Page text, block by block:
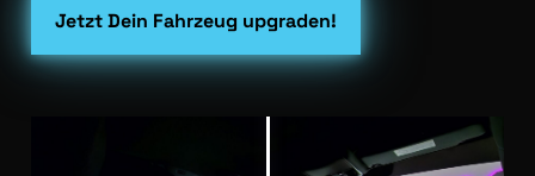
Jetzt Dein Fahrzeug upgraden!